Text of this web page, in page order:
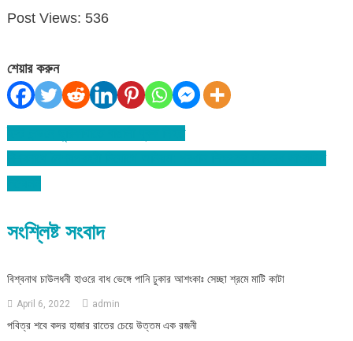
Post Views: 536
শেয়ার করুন
Post
navigation
ইস্ট লন্ডনে ছুরিকাঘাতে বাঙালী যুবক নিহত
সংশ্লিষ্ট সংবাদ
বিশ্বনাথ চাউলধনী হাওরে বাধ ভেঙ্গে পানি ঢুকার আশংকাঃ সেচ্ছা শ্রমে মাটি কাটা
April 6, 2022 admin
পবিত্র শবে কদর হাজার রাতের চেয়ে উত্তম এক রজনী